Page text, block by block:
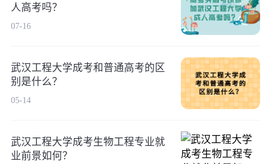
人高考吗？
07-16
武汉工程大学成考和普通高考的区
别是什么？
05-14
武汉工程大学成考生物工程专业就
业前景如何？